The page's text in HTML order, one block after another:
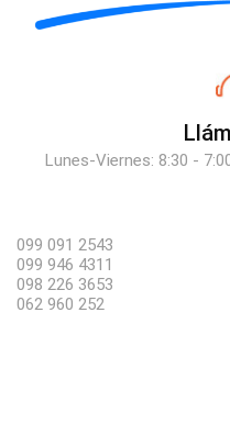
Lunes-Viernes: 8:30 -
099 091 2543
099 946 4311
098 226 3653
062 960 252